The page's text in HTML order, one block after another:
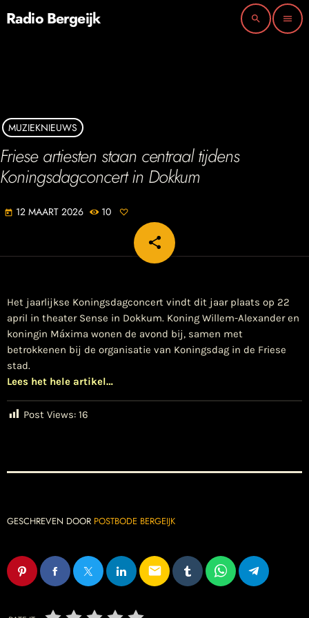
Radio Bergeijk search menu
MUZIEKNIEUWS
Friese artiesten staan centraal tijdens
Koningsdagconcert in Dokkum
today 12 MAART 2026 10
share
email
Het jaarlijkse Koningsdagconcert vindt dit jaar plaats op 22
april in theater Sense in Dokkum. Koning Willem-Alexander en
koningin Máxima wonen de avond bij, samen met
betrokkenen bij de organisatie van Koningsdag in de Friese
stad.
Lees het hele artikel…
Post Views: 16
GESCHREVEN DOOR POSTBODE BERGEIJK
email